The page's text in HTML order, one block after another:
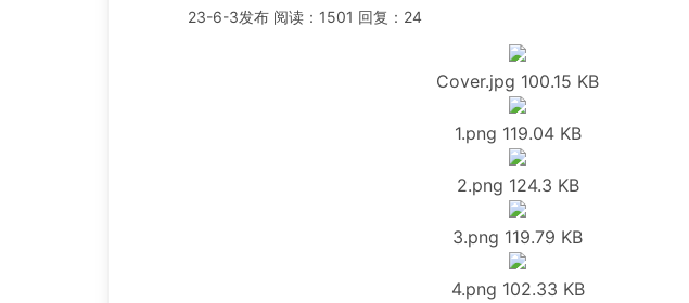
23-6-3发布 阅读：1501 回复：24
Cover.jpg 100.15 KB
1.png 119.04 KB
2.png 124.3 KB
3.png 119.79 KB
4.png 102.33 KB